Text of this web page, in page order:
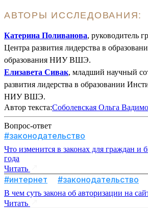
АВТОРЫ ИССЛЕДОВАНИЯ:
Катерина Поливанова, руководитель
Центра развития лидерства в
образования НИУ ВШЭ.
Елизавета Сивак, младший научный
развития лидерства в образовании
НИУ ВШЭ.
Автор текста:Соболевская Ольга
Вопрос-ответ
#законодательство
Что изменится в законах для граждан и
года
Читать
#интернет #законодательство
В чем суть закона об авторизации на
Читать